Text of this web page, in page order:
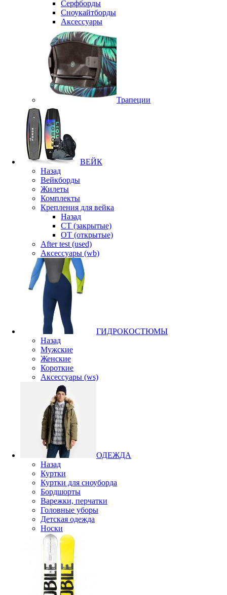
Серфборды
Сноукайтборды
Аксессуары
Трапеции
ВЕЙК
Назад
Вейкборды
Жилеты
Комплекты
Крепления для вейка
Назад
CT (закрытые)
OT (открытые)
After test (used)
Аксессуары (wb)
ГИДРОКОСТЮМЫ
Назад
Мужские
Женские
Короткие
Аксессуары (ws)
ОДЕЖДА
Назад
Куртки
Куртки для сноуборда
Бордшорты
Варежки, перчатки
Головные уборы
Детская одежда
Носки